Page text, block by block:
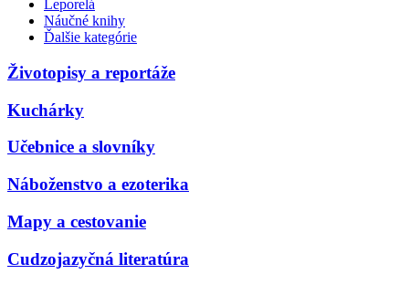
Leporelá
Náučné knihy
Ďalšie kategórie
Životopisy a reportáže
Kuchárky
Učebnice a slovníky
Náboženstvo a ezoterika
Mapy a cestovanie
Cudzojazyčná literatúra